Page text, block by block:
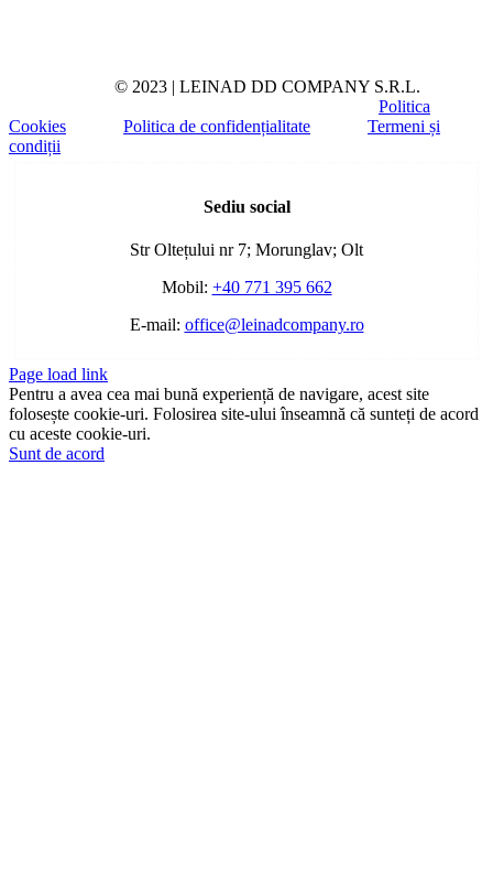
© 2023 | LEINAD DD COMPANY S.R.L.
Politica
Cookies
Politica de confidențialitate
Termeni și
condiții
Sediu social
Str Oltețului nr 7; Morunglav; Olt
Mobil: +40 771 395 662
E-mail: office@leinadcompany.ro
Page load link
Pentru a avea cea mai bună experiență de navigare, acest site
folosește cookie-uri. Folosirea site-ului înseamnă că sunteți de acord
cu aceste cookie-uri.
Sunt de acord